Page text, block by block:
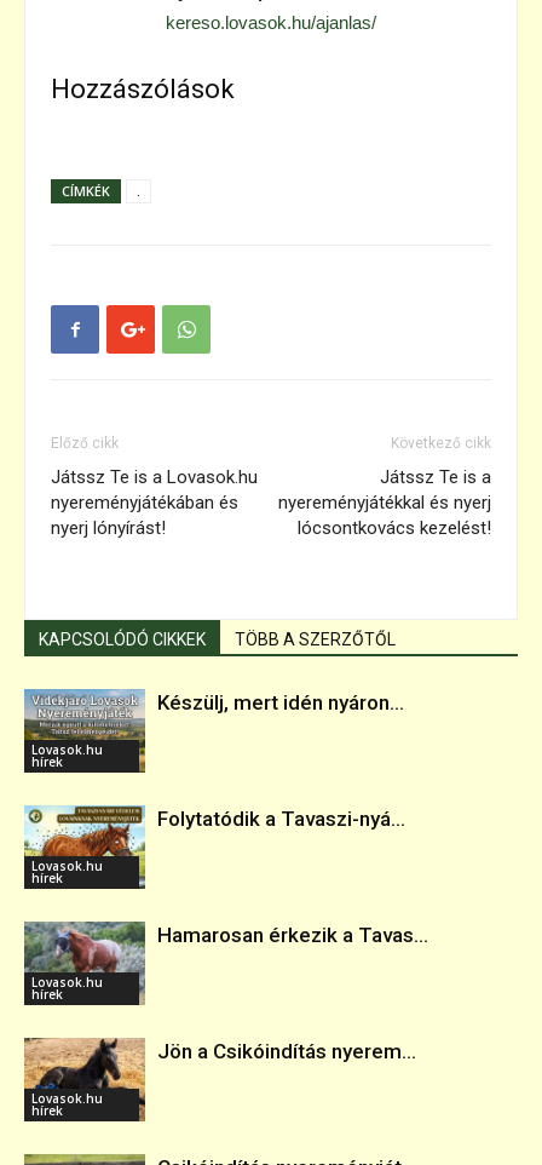
kereso.lovasok.hu/ajanlas/
Hozzászólások
CÍMKÉK .
Előző cikk
Játssz Te is a Lovasok.hu
nyereményjátékában és
nyerj lónyírást!
Következő cikk
Játssz Te is a
nyereményjátékkal és nyerj
lócsontkovács kezelést!
KAPCSOLÓDÓ CIKKEK TÖBB A SZERZŐTŐL
Lovasok.hu
hírek
Készülj, mert idén nyáron...
Lovasok.hu
hírek
Folytatódik a Tavaszi-nyá...
Lovasok.hu
hírek
Hamarosan érkezik a Tavas...
Lovasok.hu
hírek
Jön a Csikóindítás nyerem...